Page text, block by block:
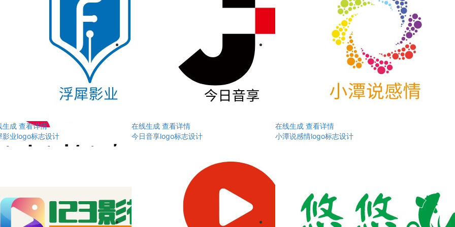
生成 查看详情
影业logo标志设计
在线生成 查看详情
今日音享logo标志设计
在线生成 查看详情
小潭说感情logo标志设计